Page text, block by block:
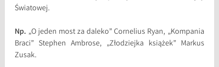
Światowej.
Np. „O jeden most za daleko” Cornelius Ryan, „Kompania
Braci” Stephen Ambrose, „Złodziejka książek” Markus
Zusak.